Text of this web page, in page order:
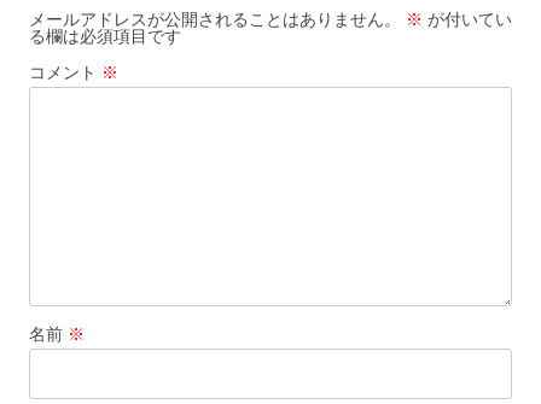
シ
ョ
ン
メールアドレスが公開されることはありません。 ※ が付いてい
る欄は必須項目です
コメント ※
名前 ※